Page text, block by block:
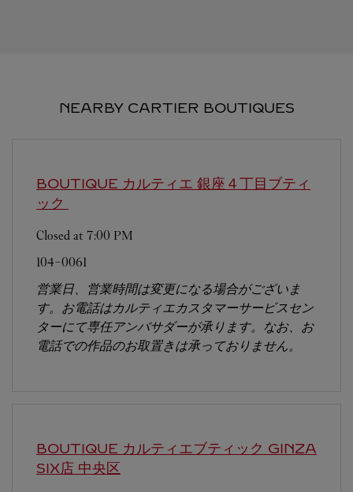
NEARBY CARTIER BOUTIQUES
BOUTIQUE カルティエ 銀座４丁目ブティ
ック
Closed at 7:00 PM
104-0061
営業日、営業時間は変更になる場合がございま
す。お電話はカルティエカスタマーサービスセン
ターにて専任アンバサダーが承ります。なお、お
電話での作品のお取置きは承っておりません。
BOUTIQUE カルティエブティック GINZA
SIX店 中央区